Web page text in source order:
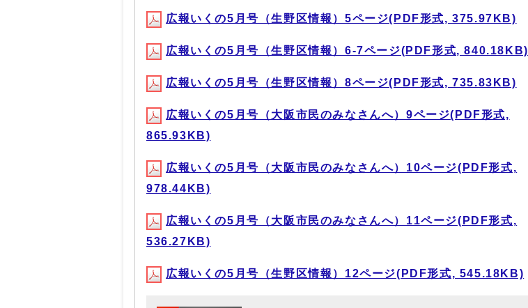
広報いくの5月号（生野区情報）5ページ(PDF形式, 375.97KB)
広報いくの5月号（生野区情報）6-7ページ(PDF形式, 840.18KB)
広報いくの5月号（生野区情報）8ページ(PDF形式, 735.83KB)
広報いくの5月号（大阪市民のみなさんへ）9ページ(PDF形式,
865.93KB)
広報いくの5月号（大阪市民のみなさんへ）10ページ(PDF形式,
978.44KB)
広報いくの5月号（大阪市民のみなさんへ）11ページ(PDF形式,
536.27KB)
広報いくの5月号（生野区情報）12ページ(PDF形式, 545.18KB)